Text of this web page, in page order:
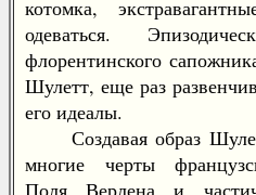
котомка,
одеваться.
флорентинского
Шулетт, еще раз
его идеалы.
Создавая образ
многие черты
Поля Верлена и